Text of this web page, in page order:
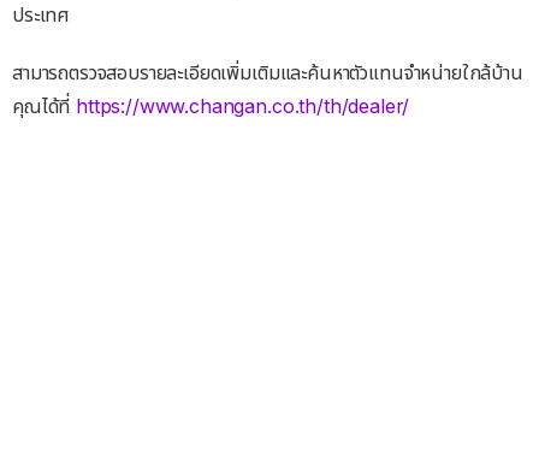
ประเทศ
สามารถตรวจสอบรายละเอียดเพิ่มเติมและค้นหาตัวแทนจำหน่ายใกล้บ้าน
คุณได้ที่ https://www.changan.co.th/th/dealer/